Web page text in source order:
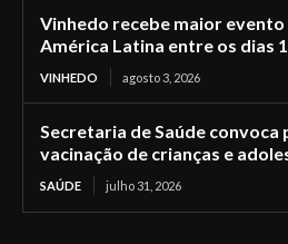
Vinhedo recebe maior
América Latina entre os dias
VINHEDO agosto 3, 2026
Secretaria de Saúde convoca
vacinação de crianças e
SAÚDE julho 31, 2026